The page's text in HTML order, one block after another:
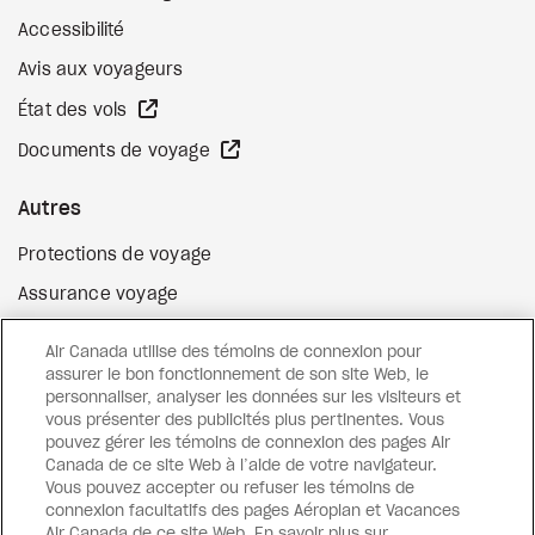
Accessibilité
Avis aux voyageurs
État des vols
Documents de voyage
Autres
Protections de voyage
Assurance voyage
Surclassement de vol
Cartes-cadeaux Site Web externe
FacebookInstagram
Pinterest
Air Canada utilise des témoins de connexion pour
assurer le bon fonctionnement de son site Web, le
personnaliser, analyser les données sur les visiteurs et
vous présenter des publicités plus pertinentes. Vous
pouvez gérer les témoins de connexion des pages Air
Canada de ce site Web à l’aide de votre navigateur.
Vous pouvez accepter ou refuser les témoins de
connexion facultatifs des pages Aéroplan et Vacances